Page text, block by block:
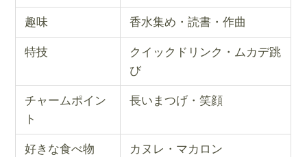
趣味 香水集め・読書・作曲
特技
クイックドリンク・ムカデ跳
び
チャームポイン
ト
長いまつげ・笑顔
好きな食べ物 カヌレ・マカロン